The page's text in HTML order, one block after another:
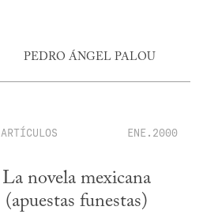
PEDRO ÁNGEL PALOU
ARTÍCULOS ENE.2000
La novela mexicana
(apuestas funestas)